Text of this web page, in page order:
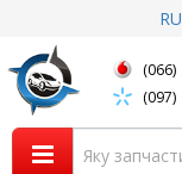
RU
(066)
(097)